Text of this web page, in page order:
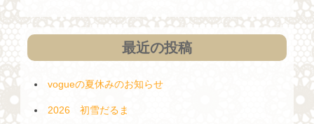
ン
最近の投稿
vogueの夏休みのお知らせ
2026 初雪だるま